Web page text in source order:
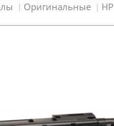
Оригинальные HP